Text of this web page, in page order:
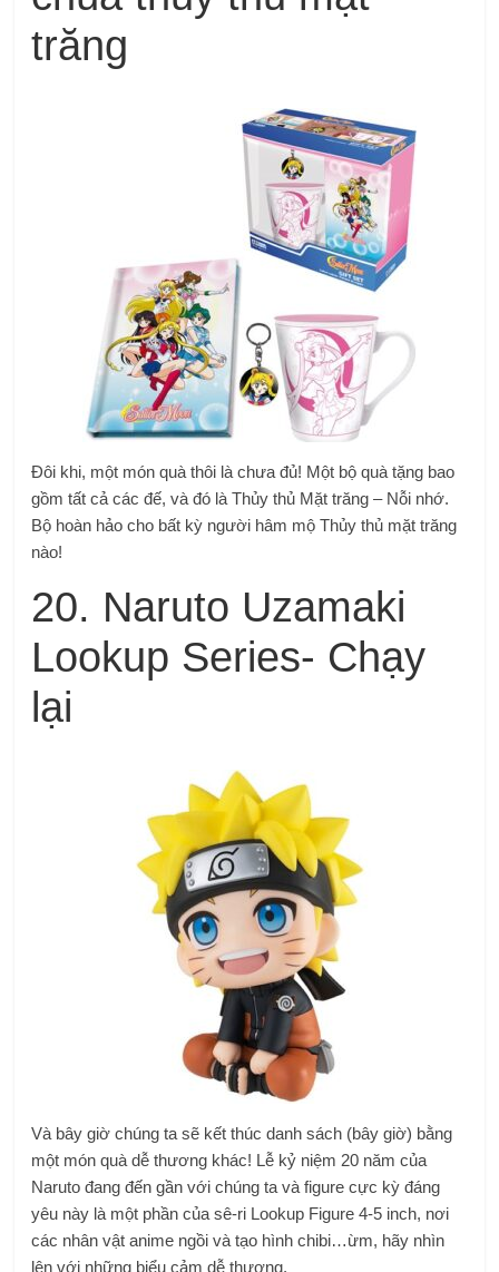
trăng
Đôi khi, một món quà thôi là chưa đủ! Một bộ quà tặng bao
gồm tất cả các đế, và đó là Thủy thủ Mặt trăng – Nỗi nhớ.
Bộ hoàn hảo cho bất kỳ người hâm mộ Thủy thủ mặt trăng
nào!
20. Naruto Uzamaki
Lookup Series- Chạy
lại
Và bây giờ chúng ta sẽ kết thúc danh sách (bây giờ) bằng
một món quà dễ thương khác! Lễ kỷ niệm 20 năm của
Naruto đang đến gần với chúng ta và figure cực kỳ đáng
yêu này là một phần của sê-ri Lookup Figure 4-5 inch, nơi
các nhân vật anime ngồi và tạo hình chibi…ừm, hãy nhìn
lên với những biểu cảm dễ thương.